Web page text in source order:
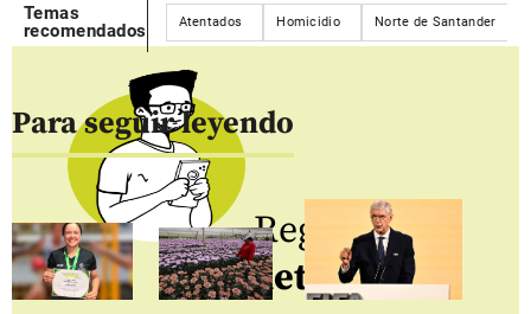
Temas
recomendados
Atentados Homicidio Norte de Santander
Para seguir leyendo
Regístrate al
newsletter